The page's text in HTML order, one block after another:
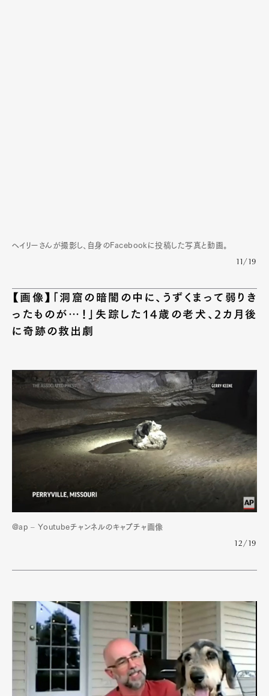
ヘイリーさんが撮影し、自身のFacebookに投稿した写真と動画。
11/19
【画像】「洞窟の暗闇の中に、うずくまって弱りき
ったものが…！」失踪した14歳の老犬、2カ月後
に奇跡の救出劇
@ap – Youtubeチャンネルのキャプチャ画像
12/19